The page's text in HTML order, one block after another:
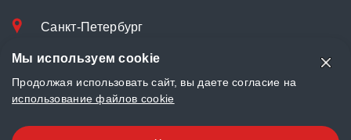
Санкт-Петербург
© «World Metall» 2025, Разработка и комплексное продвижение
"LCAgency"
Мы используем cookie
Продолжая использовать сайт, вы даете согласие на
использование файлов cookie